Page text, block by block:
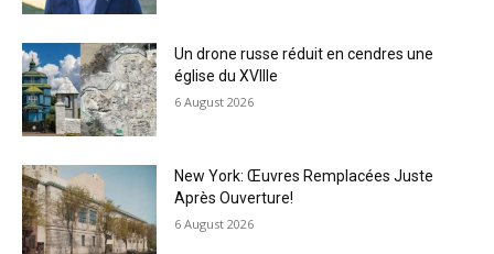
Un drone russe réduit en cendres une
église du XVIIIe
6 August 2026
New York: Œuvres Remplacées Juste
Après Ouverture!
6 August 2026